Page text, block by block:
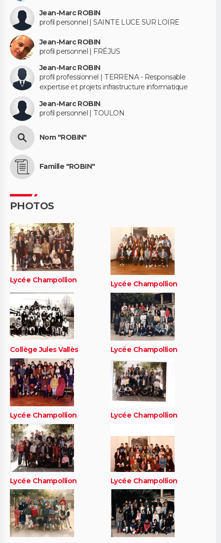
Jean-Marc ROBIN
profil personnel | SAINTE LUCE SUR LOIRE
Jean-Marc ROBIN
profil personnel | FRÉJUS
Jean-Marc ROBIN
profil professionnel | TERRENA - Responsable
expertise et projets infrastructure informatique
Jean-Marc ROBIN
profil personnel | TOULON
Nom "ROBIN"
Famille "ROBIN"
PHOTOS
Lycée Champollion Lycée Champollion
Collège Jules Vallès Lycée Champollion
Lycée Champollion Lycée Champollion
Lycée Champollion Lycée Champollion